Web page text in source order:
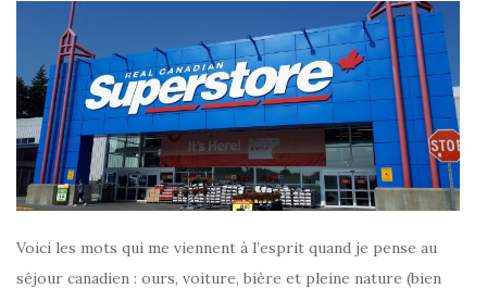
Voici les mots qui me viennent à l’esprit quand je pense au
séjour canadien : ours, voiture, bière et pleine nature (bien